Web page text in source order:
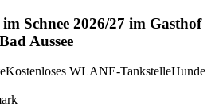
Schnee 2026/27 im Gasthof
Aussee
Kostenloses WLANE-TankstelleHunde